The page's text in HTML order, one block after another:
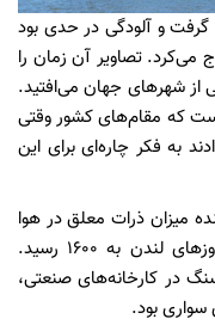
گرفت و آلودگی در حدی بود
می‌کرد. تصاویر آن زمان را
از شهرهای جهان می‌افتید.
است که مقام‌های کشور وقتی
به فکر چاره‌ای برای این
میزان ذرات معلق در هوا
با قطر 2/5میکرون یا کمتر است در آن روزهای لندن به ۱۶۰۰ رسید.
در کارخانه‌های صنعتی،
بود.